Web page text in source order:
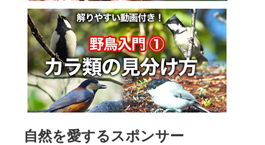
自然を愛するスポンサー